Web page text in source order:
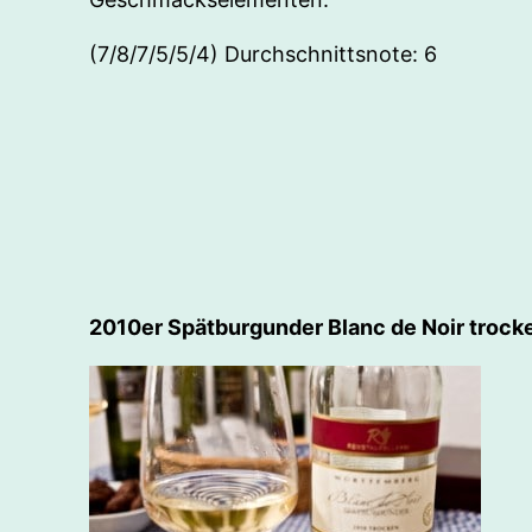
(7/8/7/5/5/4) Durchschnittsnote: 6
2010er Spätburgunder Blanc de Noir